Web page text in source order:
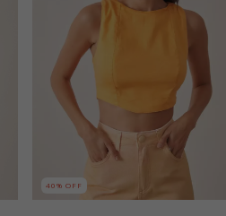
40% OFF